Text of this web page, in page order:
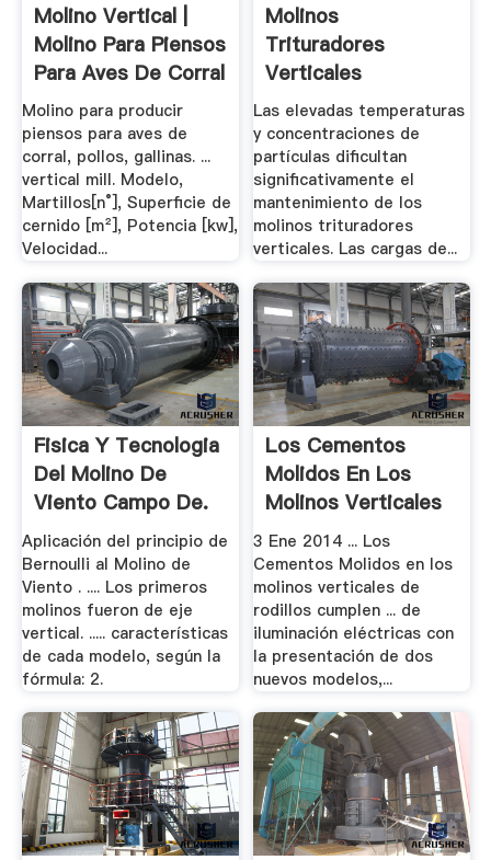
Molino Vertical |
Molino Para Piensos
Para Aves De Corral
.
Molino para producir
piensos para aves de
corral, pollos, gallinas. ...
vertical mill. Modelo,
Martillos[n°], Superficie de
cernido [m²], Potencia [kw],
Velocidad...
Molinos
Trituradores
Verticales
Las elevadas temperaturas
y concentraciones de
partículas dificultan
significativamente el
mantenimiento de los
molinos trituradores
verticales. Las cargas de...
Fisica Y Tecnologia
Del Molino De
Viento Campo De.
Aplicación del principio de
Bernoulli al Molino de
Viento . .... Los primeros
molinos fueron de eje
vertical. ..... características
de cada modelo, según la
fórmula: 2.
Los Cementos
Molidos En Los
Molinos Verticales
De.
3 Ene 2014 ... Los
Cementos Molidos en los
molinos verticales de
rodillos cumplen ... de
iluminación eléctricas con
la presentación de dos
nuevos modelos,...